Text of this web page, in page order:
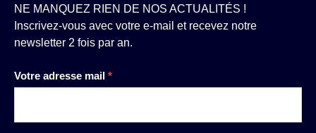
NE MANQUEZ RIEN DE NOS ACTUALITÉS !
Inscrivez-vous avec votre e-mail et recevez notre
newsletter 2 fois par an.
Votre adresse mail *